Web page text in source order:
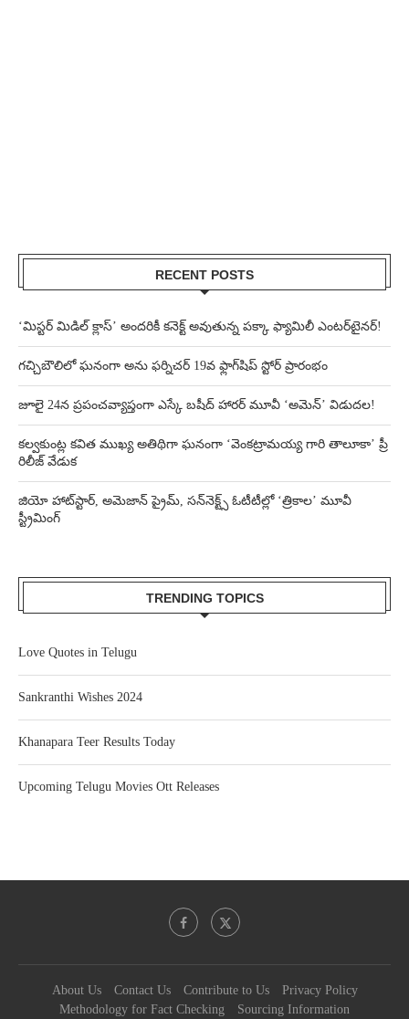
RECENT POSTS
‘మిస్టర్ మిడిల్ క్లాస్’ అందరికీ కనెక్ట్ అవుతున్న పక్కా ఫ్యామిలీ ఎంటర్‌టైనర్!
గచ్చిబౌలిలో ఘనంగా అను ఫర్నిచర్ 19వ ఫ్లాగ్‌షిప్ స్టోర్ ప్రారంభం
జూలై 24న ప్రపంచవ్యాప్తంగా ఎస్కే బషీద్‌ హారర్ మూవీ ‘అమెన్’ విడుదల!
కల్వకుంట్ల కవిత ముఖ్య అతిథిగా ఘనంగా ‘వెంకట్రామయ్య గారి తాలూకా’ ప్రీ
రిలీజ్ వేడుక
జియో హాట్‌స్టార్, అమెజాన్ ప్రైమ్, సన్‌నెక్ట్స్ ఓటీటీల్లో ‘త్రికాల’ మూవీ
స్ట్రీమింగ్
TRENDING TOPICS
Love Quotes in Telugu
Sankranthi Wishes 2024
Khanapara Teer Results Today
Upcoming Telugu Movies Ott Releases
About Us Contact Us Contribute to Us
Privacy Policy
Methodology for Fact Checking
Sourcing Information